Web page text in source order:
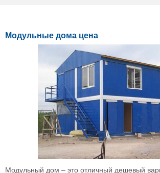
Модульные дома цена
Модульный дом – это отличный дешевый